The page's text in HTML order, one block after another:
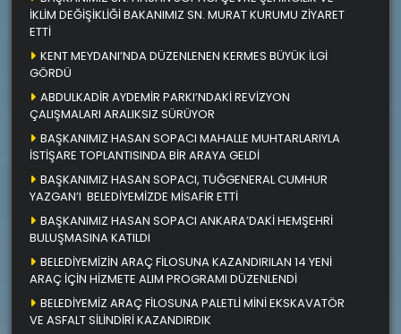
İKLİM DEĞİŞİKLİĞİ BAKANIMIZ SN. MURAT KURUMU ZİYARET
ETTİ
KENT MEYDANI’NDA DÜZENLENEN KERMES BÜYÜK İLGİ
GÖRDÜ
ABDULKADİR AYDEMİR PARKI’NDAKİ REVİZYON
ÇALIŞMALARI ARALIKSIZ SÜRÜYOR
BAŞKANIMIZ HASAN SOPACI MAHALLE MUHTARLARIYLA
İSTİŞARE TOPLANTISINDA BİR ARAYA GELDİ
BAŞKANIMIZ HASAN SOPACI, TUĞGENERAL CUMHUR
YAZGAN’I BELEDİYEMİZDE MİSAFİR ETTİ
BAŞKANIMIZ HASAN SOPACI ANKARA’DAKİ HEMŞEHRİ
BULUŞMASINA KATILDI
BELEDİYEMİZİN ARAÇ FİLOSUNA KAZANDIRILAN 14 YENİ
ARAÇ İÇİN HİZMETE ALIM PROGRAMI DÜZENLENDİ
BELEDİYEMİZ ARAÇ FİLOSUNA PALETLİ MİNİ EKSKAVATÖR
VE ASFALT SİLİNDİRİ KAZANDIRDIK